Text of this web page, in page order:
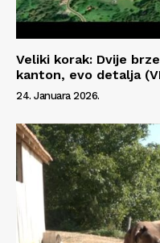
O nama
Impressum
Veliki korak: Dvije
kanton, evo detalja
24. Januara 2026.